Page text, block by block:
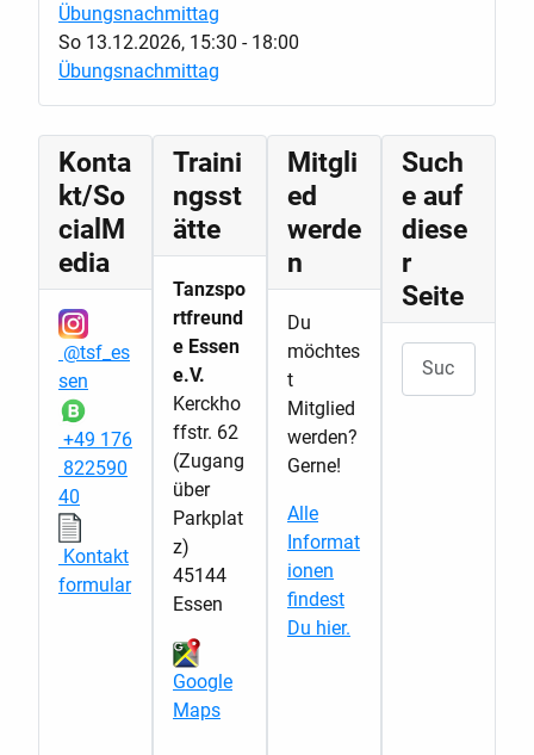
Übungsnachmittag
So 13.12.2026, 15:30 - 18:00
Übungsnachmittag
Konta
kt/So
cialM
edia
@tsf_es
sen
+49 176
822590
40
Kontakt
formular
Traini
ngsst
ätte
Tanzspo
rtfreund
e Essen
e.V.
Kerckho
ffstr. 62
(Zugang
über
Parkplat
z)
45144
Essen
Google
Maps
Mitgli
ed
werde
n
Du
möchtes
t
Mitglied
werden?
Gerne!
Alle
Informat
ionen
findest
Du hier.
Such
e auf
diese
r
Seite